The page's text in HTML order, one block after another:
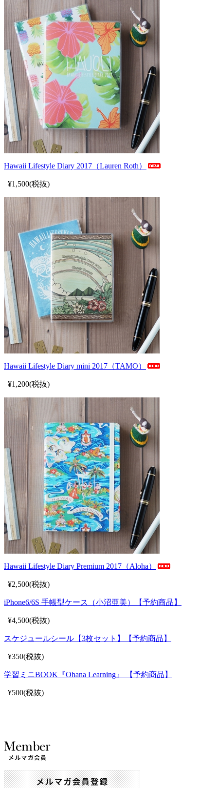
Hawaii Lifestyle Diary 2017（Lauren Roth）
¥1,500(税抜)
Hawaii Lifestyle Diary mini 2017（TAMO）
¥1,200(税抜)
Hawaii Lifestyle Diary Premium 2017（Aloha）
¥2,500(税抜)
iPhone6/6S 手帳型ケース（小沼亜美）【予約商品】
¥4,500(税抜)
スケジュールシール【3枚セット】【予約商品】
¥350(税抜)
学習ミニBOOK『Ohana Learning』 【予約商品】
¥500(税抜)